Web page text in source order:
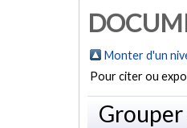
Monter d'un
Pour citer ou
Grouper